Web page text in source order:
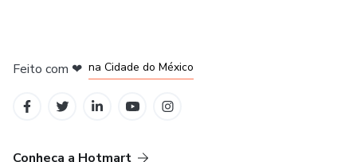
Feito com ❤ na Cidade do México
Conheça a Hotmart